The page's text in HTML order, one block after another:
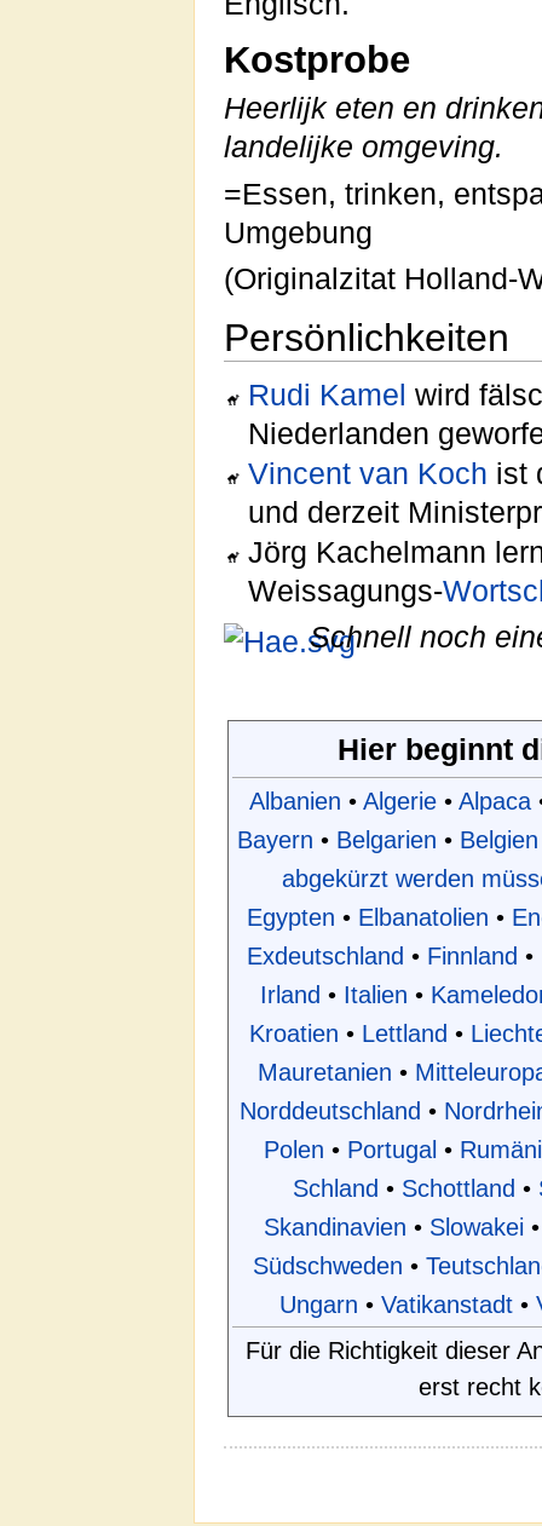
Kostprobe
Heerlijk eten en
landelijke omgeving.
=Essen, trinken,
Umgebung
(Originalzitat Holland-
Persönlichkeiten
Rudi Kamel wird
Niederlanden
Vincent van Koch ist
und derzeit
Jörg Kachelmann
Weissagungs-
Schnell noch
Hier beginnt
Albanien • Algerie • Alpaca
Bayern • Belgarien • Belgien
abgekürzt werden
Egypten • Elbanatolien •
Exdeutschland • Finnland •
Irland • Italien •
Kroatien • Lettland •
Mauretanien •
Norddeutschland •
Polen • Portugal •
Schland • Schottland •
Skandinavien • Slowakei •
Südschweden •
Ungarn • Vatikanstadt •
Für die Richtigkeit dieser
erst recht